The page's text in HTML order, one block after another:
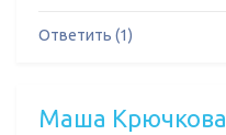
Ответить (1)
Маша Крючкова